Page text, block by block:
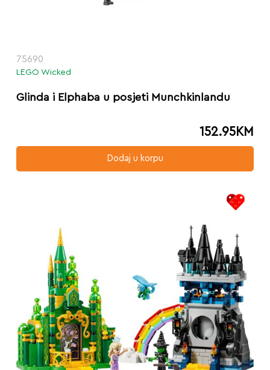
75690
LEGO Wicked
Glinda i Elphaba u posjeti Munchkinlandu
152.95KM
Dodaj u korpu